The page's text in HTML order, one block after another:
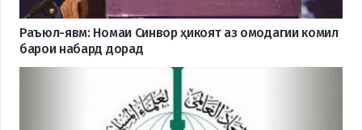
Раъюл-явм: Номаи Синвор ҳикоят аз омодагии комил
барои набард дорад